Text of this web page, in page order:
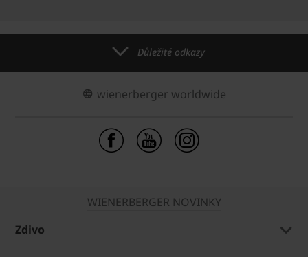
Důležité odkazy
wienerberger worldwide
WIENERBERGER NOVINKY
Zdivo